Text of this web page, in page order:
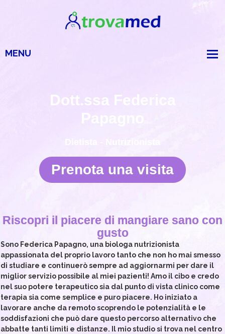
Dott.ssa Federica
Papagno
Prenota una visita
Riscopri il piacere di mangiare sano con
gusto
Sono Federica Papagno, una biologa nutrizionista
appassionata del proprio lavoro tanto che non ho mai smesso
di studiare e continuerò sempre ad aggiornarmi per dare il
miglior servizio possibile al miei pazienti! Amo il cibo e credo
nel suo potere terapeutico sia dal punto di vista clinico come
terapia sia come semplice e puro piacere. Ho iniziato a
lavorare anche da remoto scoprendo le potenzialità e le
soddisfazioni che può dare questo percorso alternativo che
abbatte tanti limiti e distanze. Il mio studio si trova nel centro